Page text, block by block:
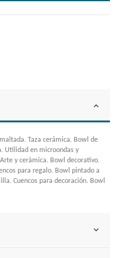
Taza cerámica. Bowl de
Utilidad en microondas y
y cerámica. Bowl decorativo.
para regalo. Bowl pintado a
Cuencos para decoración. Bowl